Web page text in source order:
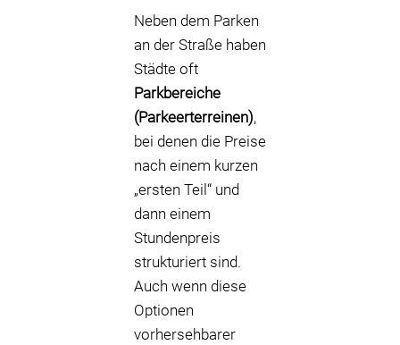
Neben dem Parken
an der Straße haben
Städte oft
Parkbereiche
(Parkeerterreinen),
bei denen die Preise
nach einem kurzen
„ersten Teil“ und
dann einem
Stundenpreis
strukturiert sind.
Auch wenn diese
Optionen
vorhersehbarer